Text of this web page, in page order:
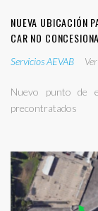
NUEVA UBICACIÓN
CAR NO
Servicios AEVAB
Nuevo punto de
precontratados